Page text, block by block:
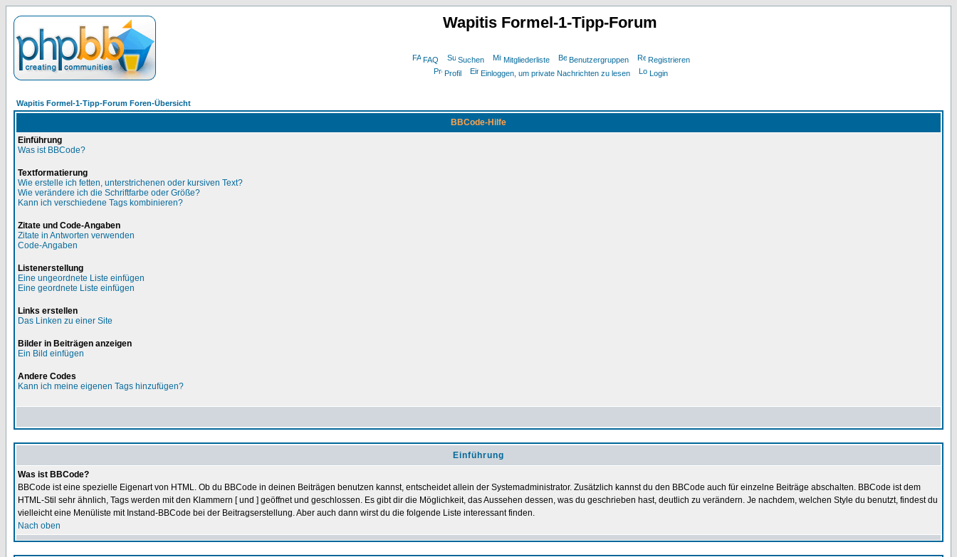
Wapitis Formel-1-Tipp-Forum
FAQ Suchen Mitgliederliste Benutzergruppen
Registrieren
Profil
Einloggen, um private Nachrichten zu lesen Login
Wapitis Formel-1-Tipp-Forum Foren-Übersicht
BBCode-Hilfe
Einführung
Was ist BBCode?
Textformatierung
Wie erstelle ich fetten, unterstrichenen oder kursiven Text?
Wie verändere ich die Schriftfarbe oder Größe?
Kann ich verschiedene Tags kombinieren?
Zitate und Code-Angaben
Zitate in Antworten verwenden
Code-Angaben
Listenerstellung
Eine ungeordnete Liste einfügen
Eine geordnete Liste einfügen
Links erstellen
Das Linken zu einer Site
Bilder in Beiträgen anzeigen
Ein Bild einfügen
Andere Codes
Kann ich meine eigenen Tags hinzufügen?
Einführung
Was ist BBCode?
BBCode ist eine spezielle Eigenart von HTML. Ob du BBCode in deinen Beiträgen benutzen kannst, entscheidet allein der Systemadministrator. Zusätzlich kannst du den BBCode auch für einzelne Beiträge abschalten. BBCode ist dem
HTML-Stil sehr ähnlich, Tags werden mit den Klammern [ und ] geöffnet und geschlossen. Es gibt dir die Möglichkeit, das Aussehen dessen, was du geschrieben hast, deutlich zu verändern. Je nachdem, welchen Style du benutzt, findest du
vielleicht eine Menüliste mit Instand-BBCode bei der Beitragserstellung. Aber auch dann wirst du die folgende Liste interessant finden.
Nach oben